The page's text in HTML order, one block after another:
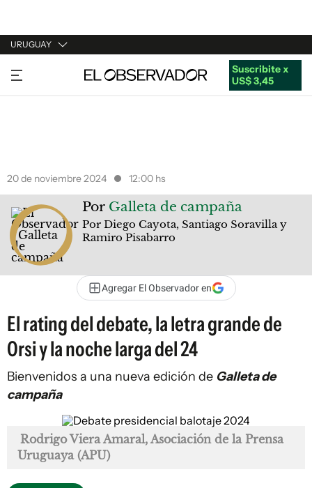
URUGUAY
URUGUAY
ARGENTINA
Suscribite x
US$ 3,45
20 de noviembre 2024 12:00 hs
Por Galleta de campaña
Por Diego Cayota, Santiago Soravilla y
Ramiro Pisabarro
Agregar El Observador en
El rating del debate, la letra grande de
Orsi y la noche larga del 24
Bienvenidos a una nueva edición de Galleta de
campaña
Rodrigo Viera Amaral, Asociación de la Prensa
Uruguaya (APU)